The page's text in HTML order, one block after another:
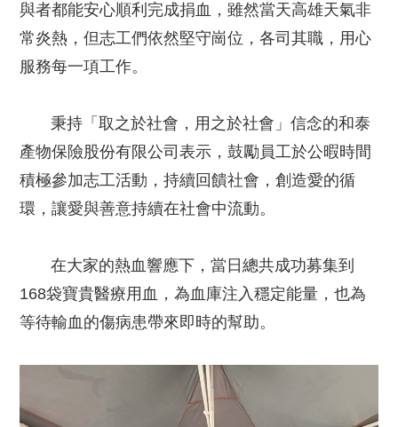
與者都能安心順利完成捐血，雖然當天高雄天氣非
常炎熱，但志工們依然堅守崗位，各司其職，用心
服務每一項工作。
秉持「取之於社會，用之於社會」信念的和泰
產物保險股份有限公司表示，鼓勵員工於公暇時間
積極參加志工活動，持續回饋社會，創造愛的循
環，讓愛與善意持續在社會中流動。
在大家的熱血響應下，當日總共成功募集到
168袋寶貴醫療用血，為血庫注入穩定能量，也為
等待輸血的傷病患帶來即時的幫助。